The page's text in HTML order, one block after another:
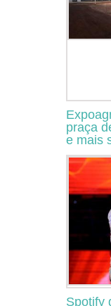
praça
e mais
Spotify